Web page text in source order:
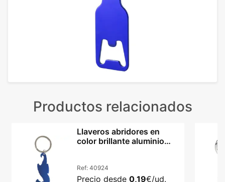
Productos relacionados
Llaveros abridores en
color brillante aluminio
Ref: 40924
Precio desde 0,19€/ud.